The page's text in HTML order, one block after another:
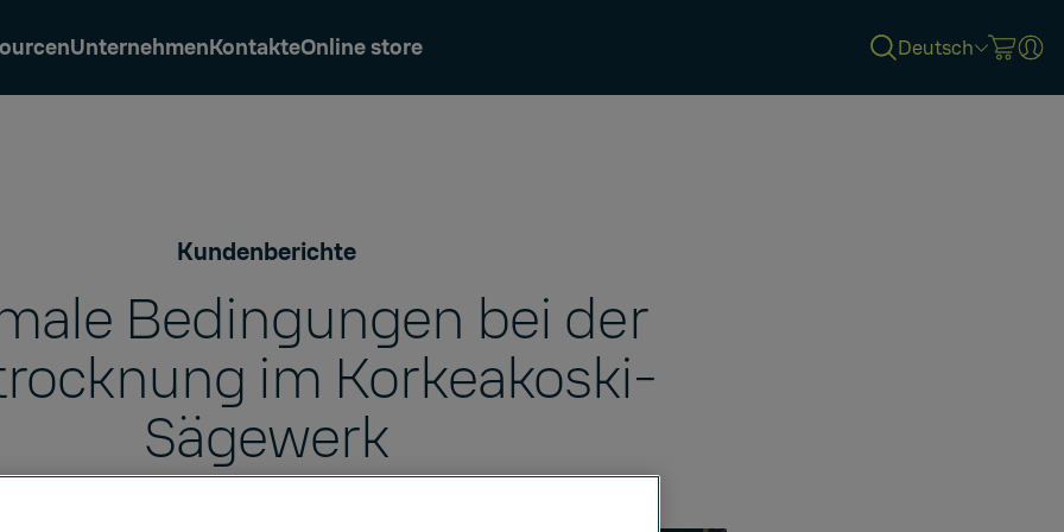
UnternehmenKontakteOnline store Deutsch
Kundenberichte
Bedingungen bei der
im Korkeakoski-
Sägewerk